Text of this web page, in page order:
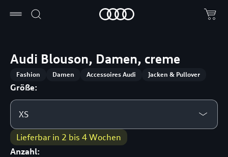
Audi Blouson, Damen, creme
Fashion Damen Accessoires Audi Jacken & Pullover
Größe:
XS
Lieferbar in 2 bis 4 Wochen
Anzahl: